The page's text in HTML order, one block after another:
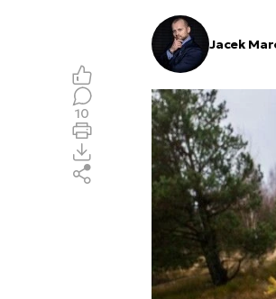
Jacek
10